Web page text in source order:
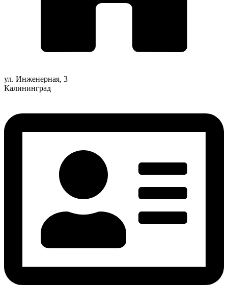
ул. Инженерная, 3
Калининград